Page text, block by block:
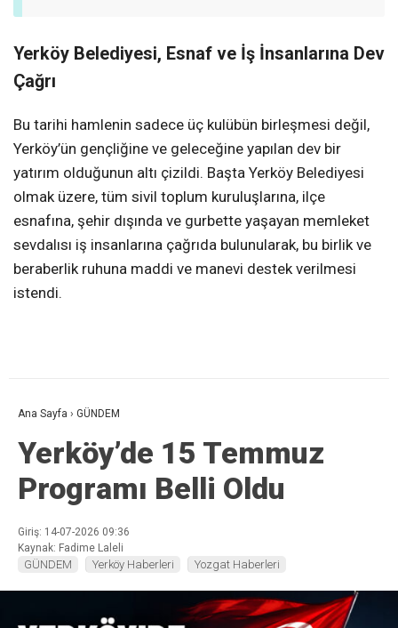
Yerköy Belediyesi, Esnaf ve İş İnsanlarına Dev
Çağrı
Bu tarihi hamlenin sadece üç kulübün birleşmesi değil,
Yerköy’ün gençliğine ve geleceğine yapılan dev bir
yatırım olduğunun altı çizildi. Başta Yerköy Belediyesi
olmak üzere, tüm sivil toplum kuruluşlarına, ilçe
esnafına, şehir dışında ve gurbette yaşayan memleket
sevdalısı iş insanlarına çağrıda bulunularak, bu birlik ve
beraberlik ruhuna maddi ve manevi destek verilmesi
istendi.
Ana Sayfa › GÜNDEM
Yerköy’de 15 Temmuz
Programı Belli Oldu
Giriş: 14-07-2026 09:36
Kaynak: Fadime Laleli
GÜNDEM Yerköy Haberleri Yozgat Haberleri